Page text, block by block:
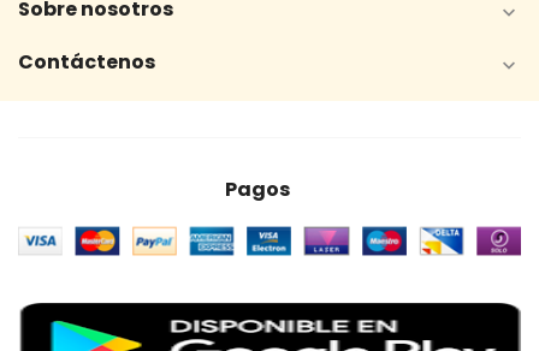
Sobre nosotros 
Contáctenos 
Pagos